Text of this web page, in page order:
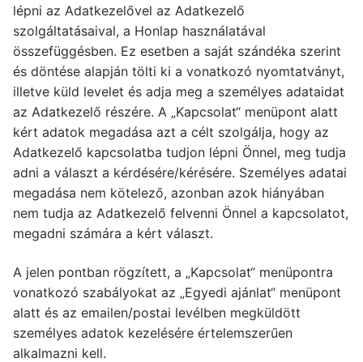
lépni az Adatkezelővel az Adatkezelő
szolgáltatásaival, a Honlap használatával
összefüggésben. Ez esetben a saját szándéka szerint
és döntése alapján tölti ki a vonatkozó nyomtatványt,
illetve küld levelet és adja meg a személyes adataidat
az Adatkezelő részére. A „Kapcsolat“ menüpont alatt
kért adatok megadása azt a célt szolgálja, hogy az
Adatkezelő kapcsolatba tudjon lépni Önnel, meg tudja
adni a választ a kérdésére/kérésére. Személyes adatai
megadása nem kötelező, azonban azok hiányában
nem tudja az Adatkezelő felvenni Önnel a kapcsolatot,
megadni számára a kért választ.
A jelen pontban rögzített, a „Kapcsolat“ menüpontra
vonatkozó szabályokat az „Egyedi ajánlat“ menüpont
alatt és az emailen/postai levélben megküldött
személyes adatok kezelésére értelemszerűen
alkalmazni kell.